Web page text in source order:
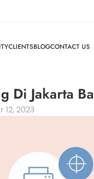
CLIENTSBLOGCONTACT US
Di Jakarta
2023